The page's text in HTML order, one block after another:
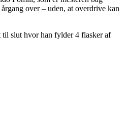
over – uden, at overdrive kan
slut hvor han fylder 4 flasker af